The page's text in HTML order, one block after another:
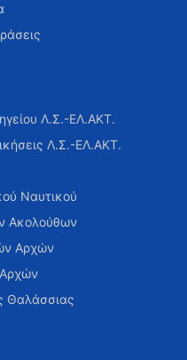
Λ.Σ.-ΕΛ.ΑΚΤ.
Λ.Σ.-ΕΛ.ΑΚΤ.
Ναυτικού
Ακολούθων
Αρχών
Θαλάσσιας